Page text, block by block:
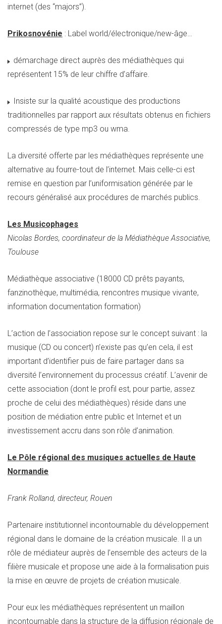
internet (des “majors”).
Prikosnovénie : Label world/électronique/new-âge…
démarchage direct auprès des médiathèques qui
représentent 15% de leur chiffre d’affaire.
Insiste sur la qualité acoustique des productions
traditionnelles par rapport aux résultats obtenus en fichiers
compressés de type mp3 ou wma.
La diversité offerte par les médiathèques représente une
alternative au fourre-tout de l’internet. Mais celle-ci est
remise en question par l’uniformisation générée par le
recours généralisé aux procédures de marchés publics.
Les Musicophages
Nicolas Bordes, coordinateur de la Médiathèque Associative,
Toulouse
Médiathèque associative (18000 CD prêts payants,
fanzinothèque, multimédia, rencontres musique vivante,
information documentation formation)
L’action de l’association repose sur le concept suivant : la
musique (CD ou concert) n’existe pas qu’en cela, il est
important d’identifier puis de faire partager dans sa
diversité l’environnement du processus créatif. L’avenir de
cette association (dont le profil est, pour partie, assez
proche de celui des médiathèques) réside dans une
position de médiation entre public et Internet et un
investissement accru dans son rôle d’animation.
Le Pôle régional des musiques actuelles de Haute
Normandie
Frank Rolland, directeur, Rouen
Partenaire institutionnel incontournable du développement
régional dans le domaine de la création musicale. Il a un
rôle de médiateur auprès de l’ensemble des acteurs de la
filière musicale et propose une aide à la formalisation puis
la mise en œuvre de projets de création musicale.
Pour eux les médiathèques représentent un maillon
incontournable dans la structure de la diffusion régionale de